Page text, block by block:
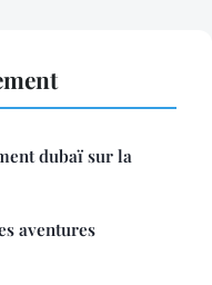
dubaï sur la
aventures